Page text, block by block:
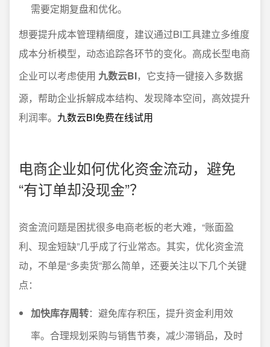
需要定期复盘和优化。
想要提升成本管理精细度，建议通过BI工具建立多维度
成本分析模型，动态追踪各环节的变化。高成长型电商
企业可以考虑使用 九数云BI，它支持一键接入多数据
源，帮助企业拆解成本结构、发现降本空间，高效提升
利润率。 九数云BI免费在线试用
电商企业如何优化资金流动，避免
“有订单却没现金”？
资金流问题是困扰很多电商老板的老大难，“账面盈
利、现金短缺”几乎成了行业常态。其实，优化资金流
动，不单是“多卖货”那么简单，还要关注以下几个关键
点：
加快库存周转：避免库存积压，提升资金利用效
率。合理规划采购与销售节奏，减少滞销品，及时